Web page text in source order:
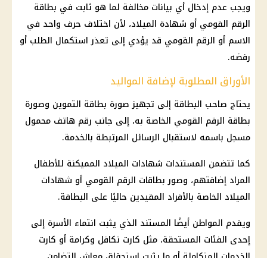
ويجب عدم إدخال أي بيانات مخالفة لما هو ثابت في بطاقة
الرقم القومي أو شهادة الميلاد، لأن اختلاف حرف واحد في
الاسم أو الرقم القومي قد يؤدي إلى تعذر استكمال الطلب أو
رفضه.
الأوراق المطلوبة لإضافة المواليد
يحتاج صاحب البطاقة إلى تجهيز صورة بطاقة التموين وصورة
بطاقة الرقم القومي الخاصة به، إلى جانب رقم هاتف محمول
مسجل باسمه لاستقبال الرسائل المرتبطة بالخدمة.
كما تتضمن المستندات شهادات الميلاد المميكنة للأطفال
المراد إضافتهم، وصور بطاقات الرقم القومي أو شهادات
الميلاد الخاصة بالأفراد المقيدين حاليًا على البطاقة.
ويقدم المواطن أيضًا المستند الذي يثبت انتماء الأسرة إلى
إحدى الفئات المستحقة، مثل كارت تكافل وكرامة أو كارت